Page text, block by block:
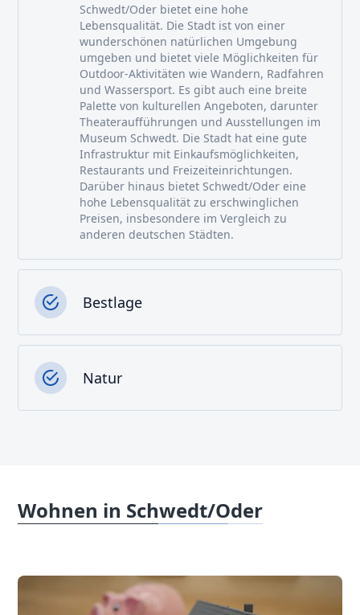
Schwedt/Oder bietet eine hohe
Lebensqualität. Die Stadt ist von einer
wunderschönen natürlichen Umgebung
umgeben und bietet viele Möglichkeiten für
Outdoor-Aktivitäten wie Wandern, Radfahren
und Wassersport. Es gibt auch eine breite
Palette von kulturellen Angeboten, darunter
Theateraufführungen und Ausstellungen im
Museum Schwedt. Die Stadt hat eine gute
Infrastruktur mit Einkaufsmöglichkeiten,
Restaurants und Freizeiteinrichtungen.
Darüber hinaus bietet Schwedt/Oder eine
hohe Lebensqualität zu erschwinglichen
Preisen, insbesondere im Vergleich zu
anderen deutschen Städten.
Bestlage
Natur
Wohnen in Schwedt/Oder